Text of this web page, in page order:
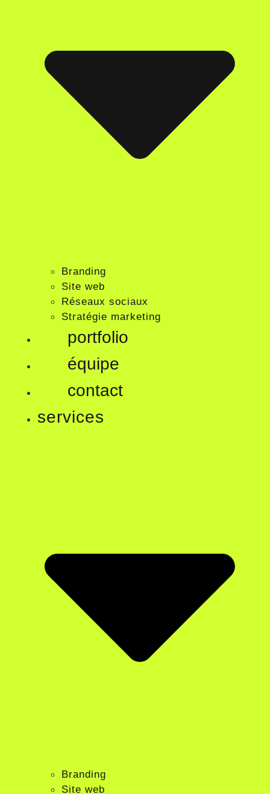
Branding
Site web
Réseaux sociaux
Stratégie marketing
portfolio
équipe
contact
services
Branding
Site web